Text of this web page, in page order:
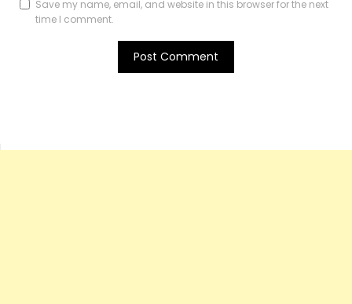
Save my name, email, and website in this browser for the next
time I comment.